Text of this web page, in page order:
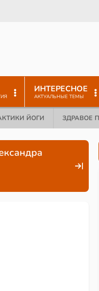
ИНТЕРЕСНОЕ
АКТУАЛЬНЫЕ ТЕМЫ
ЙОГИ ЗДРАВОЕ